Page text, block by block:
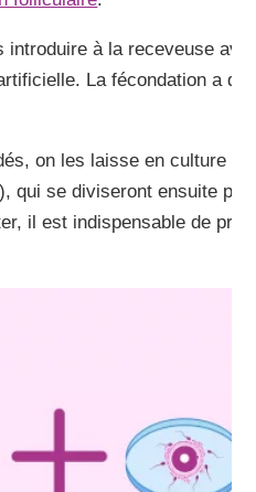
introduire à la receveuse
La fécondation a
on les laisse en culture
qui se diviseront ensuite
il est indispensable de